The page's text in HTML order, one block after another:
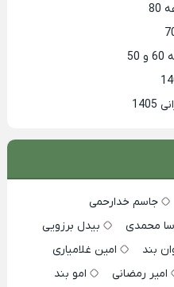
جاسم خدارحمی
محمدی
بیدل برزویی
بند
امین غلامیاری
امیر رمضانی
امو بند